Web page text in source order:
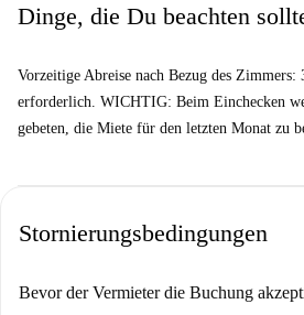
Dinge, die Du beachten
Vorzeitige Abreise nach Bezug des
erforderlich. WICHTIG: Beim Einchecken
gebeten, die Miete für den letzten Monat zu
Stornierungsbedingungen
Bevor der Vermieter die Buchung